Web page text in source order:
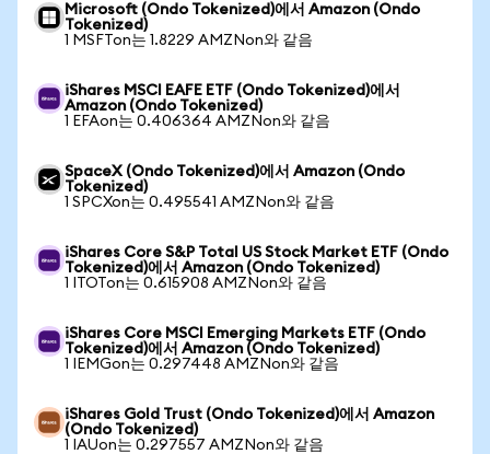
Microsoft (Ondo Tokenized)에서 Amazon (Ondo
Tokenized)
1 MSFTon는 1.8229 AMZNon와 같음
iShares MSCI EAFE ETF (Ondo Tokenized)에서
Amazon (Ondo Tokenized)
1 EFAon는 0.406364 AMZNon와 같음
SpaceX (Ondo Tokenized)에서 Amazon (Ondo
Tokenized)
1 SPCXon는 0.495541 AMZNon와 같음
iShares Core S&P Total US Stock Market ETF (Ondo
Tokenized)에서 Amazon (Ondo Tokenized)
1 ITOTon는 0.615908 AMZNon와 같음
iShares Core MSCI Emerging Markets ETF (Ondo
Tokenized)에서 Amazon (Ondo Tokenized)
1 IEMGon는 0.297448 AMZNon와 같음
iShares Gold Trust (Ondo Tokenized)에서 Amazon
(Ondo Tokenized)
1 IAUon는 0.297557 AMZNon와 같음